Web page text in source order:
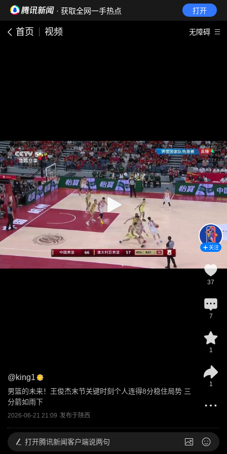
· 获取全网一手热点 打开
首页 视频 无障碍
@king1
男篮的未来！王俊杰末节关键时刻个人连得8分稳住局势 三
分箭如雨下
2026-06-21 21:09 发布于陕西
关注
37
7
1
1
打开腾讯新闻客户端说两句